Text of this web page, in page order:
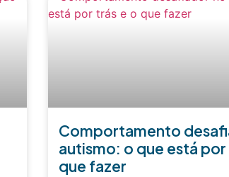
Comportamento
autismo: o que está por
que fazer